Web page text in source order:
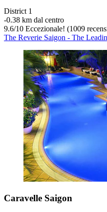
District 1
‐0.38 km dal centro
9.6/10 Eccezionale! (1009
The Reverie Saigon - The
Caravelle Saigon